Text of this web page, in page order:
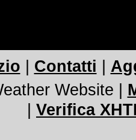
Contatti
Website
Verifica